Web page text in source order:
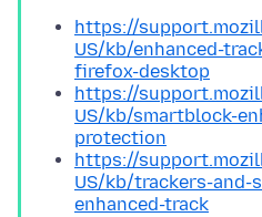
https://
US/kb/enhanced-
firefox-desktop
https://
US/kb/smartblock-
protection
https://
US/kb/trackers-
enhanced-track